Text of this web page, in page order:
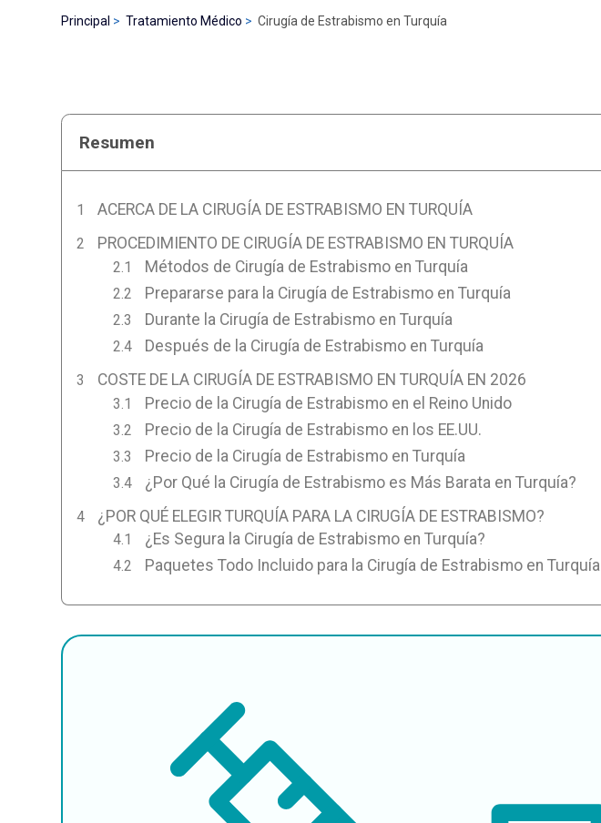
Principal Tratamiento Médico Cirugía de Estrabismo en Turquía
Resumen
ACERCA DE LA CIRUGÍA DE ESTRABISMO EN TURQUÍA
PROCEDIMIENTO DE CIRUGÍA DE ESTRABISMO EN TURQUÍA
Métodos de Cirugía de Estrabismo en Turquía
Prepararse para la Cirugía de Estrabismo en Turquía
Durante la Cirugía de Estrabismo en Turquía
Después de la Cirugía de Estrabismo en Turquía
COSTE DE LA CIRUGÍA DE ESTRABISMO EN TURQUÍA EN 2026
Precio de la Cirugía de Estrabismo en el Reino Unido
Precio de la Cirugía de Estrabismo en los EE.UU.
Precio de la Cirugía de Estrabismo en Turquía
¿Por Qué la Cirugía de Estrabismo es Más Barata en Turquía?
¿POR QUÉ ELEGIR TURQUÍA PARA LA CIRUGÍA DE ESTRABISMO?
¿Es Segura la Cirugía de Estrabismo en Turquía?
Paquetes Todo Incluido para la Cirugía de Estrabismo en Turquía